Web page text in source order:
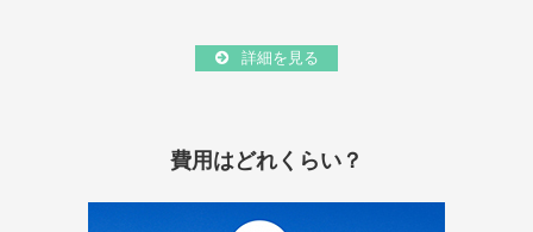
詳細を見る
費用はどれくらい？